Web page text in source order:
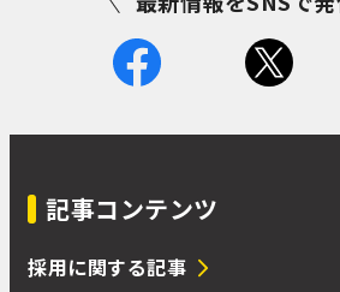
記事コンテンツ
採用に関する記事